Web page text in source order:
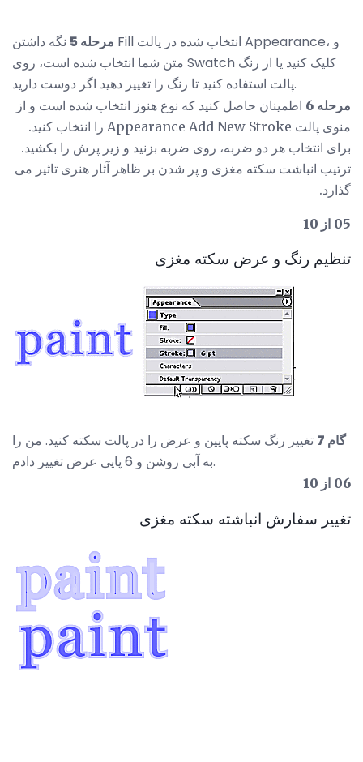
مرحله 5
نگه داشتن Fill انتخاب شده در پالت Appearance، و
متن شما انتخاب شده است، روی Swatch کلیک کنید یا از رنگ
پالت استفاده کنید تا رنگ را تغییر دهید اگر دوست دارید.
مرحله 6
اطمینان حاصل کنید که نوع هنوز انتخاب شده است و از
منوی پالت Appearance Add New Stroke را انتخاب کنید.
برای انتخاب هر دو ضربه، روی ضربه بزنید و زیر پرش را بکشید.
ترتیب انباشت سکته مغزی و پر شدن بر ظاهر آثار هنری تاثیر می
گذارد.
05 از 10
تنظیم رنگ و عرض سکته مغزی
گام 7
تغییر رنگ سکته پایین و عرض را در پالت سکته کنید. من را
به آبی روشن و 6 پایی عرض تغییر دادم.
06 از 10
تغییر سفارش انباشته سکته مغزی